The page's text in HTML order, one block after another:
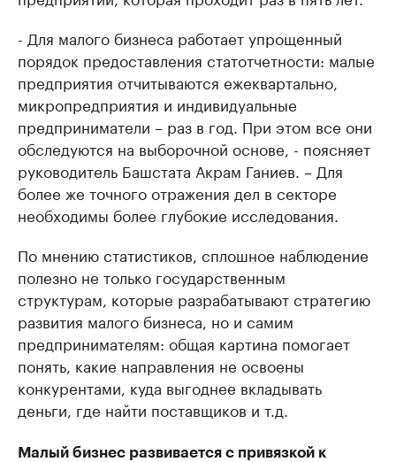
- Для малого бизнеса работает упрощенный
порядок предоставления статотчетности: малые
предприятия отчитываются ежеквартально,
микропредприятия и индивидуальные
предприниматели – раз в год. При этом все они
обследуются на выборочной основе, - поясняет
руководитель Башстата Акрам Ганиев. – Для
более же точного отражения дел в секторе
необходимы более глубокие исследования.
По мнению статистиков, сплошное наблюдение
полезно не только государственным
структурам, которые разрабатывают стратегию
развития малого бизнеса, но и самим
предпринимателям: общая картина помогает
понять, какие направления не освоены
конкурентами, куда выгоднее вкладывать
деньги, где найти поставщиков и т.д.
Малый бизнес развивается с привязкой к